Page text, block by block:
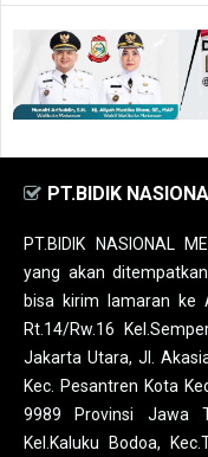
PT.BIDIK
PT.BIDIK NASIONAL
yang akan
bisa kirim lamaran ke
Rt.14/Rw.16
Jakarta Utara, Jl.
Kec. Pesantren Kota
9989 Provinsi Jawa
Kel.Kaluku Bodoa,